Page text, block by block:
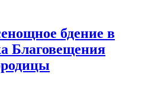
бдение в
Благовещения